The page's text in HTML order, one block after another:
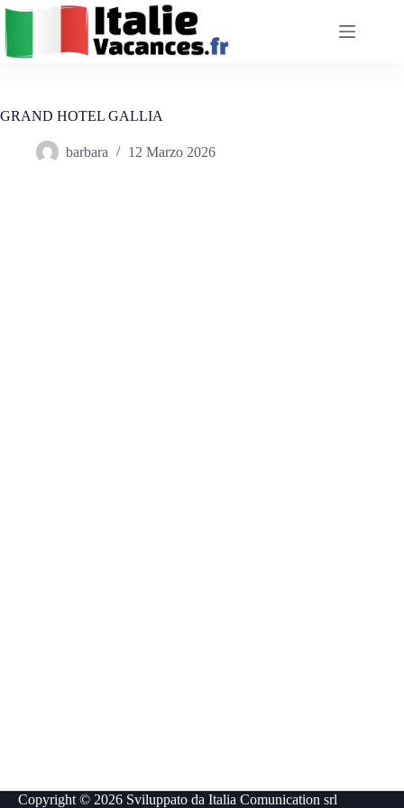
Salta
contenuto
GRAND HOTEL GALLIA
barbara 12 Marzo 2026
Copyright © 2026 Sviluppato daItalia Comunication srl